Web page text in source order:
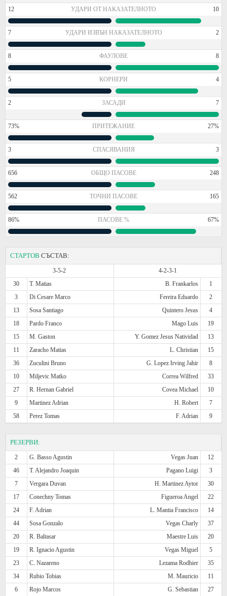
12 УДАРИ ОТ НАКАЗАТЕЛНОТО 10
7 УДАРИ ИЗВЪН НАКАЗАТЕЛНОТО 2
8 ФАУЛОВЕ 8
5 КОРНЕРИ 4
2 ЗАСАДИ 7
73% ПРИТЕЖАНИЕ 27%
3 СПАСЯВАНИЯ 3
656 ОБЩО ПАСОВЕ 248
562 ТОЧНИ ПАСОВЕ 165
86% ПАСОВЕ % 67%
СТАРТОВ СЪСТАВ:
3-5-2
4-2-3-1
30
T. Matias B. Frankarlos
1
3
Di Cesare Marco Fereira Eduardo
2
13
Sosa Santiago Quintero Jesus
4
18
Pardo Franco Mago Luis
19
15
M. Gaston Y. Gomez Jesus Natividad
13
11
Zaracho Matias L. Christian
15
36
Zuculini Bruno G. Lopez Irving Jahir
8
10
Miljevic Matko Correa Wilfred
33
27
R. Hernan Gabriel Covea Michael
10
9
Martinez Adrian H. Robert
7
58
Perez Tomas F. Adrian 9
РЕЗЕРВИ:
2 G. Basso Agustin Vegas Juan
12
46
T. Alejandro Joaquin Pagano Luigi
3
7
Vergara Duvan H. Martinez Aytor
30
17
Conechny Tomas Figueroa Angel
22
24
F. Adrian L. Mantia Francisco
14
44
Sosa Gonzalo Vegas Charly
37
20
R. Baltasar Maestre Luis
20
19
R. Ignacio Agustin Vegas Miguel
5
23
C. Nazareno Lezama Rodhier
35
34
Rubio Tobias M. Mauricio
11
6
Rojo Marcos G. Sebastian 27